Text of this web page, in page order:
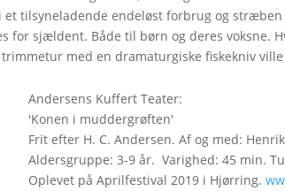
et tilsyneladende endeløst forbrug og
for sjældent. Både til børn og deres voksne.
med en dramaturgiske fiskekniv
Andersens Kuffert Teater:
'Konen i muddergrøften'
Frit efter H. C. Andersen. Af og med:
Aldersgruppe: 3-9 år. Varighed: 45 min.
Oplevet på Aprilfestival 2019 i Hjørring.